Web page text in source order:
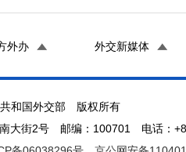
外办 外交新媒体
和国外交部 版权所有
大街2号 邮编：100701 电话：